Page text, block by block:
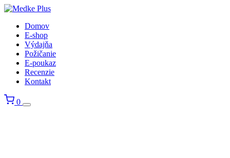
Domov
E-shop
Výdajňa
Požičanie
E-poukaz
Recenzie
Kontakt
0